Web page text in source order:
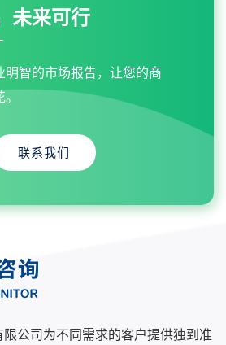
未来可行
明智的市场报告，让您的商
联系我们
公司为不同需求的客户提供独到准